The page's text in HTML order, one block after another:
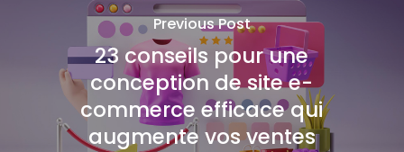
Previous Post
23 conseils pour une
conception de site e-
commerce efficace qui
augmente vos ventes